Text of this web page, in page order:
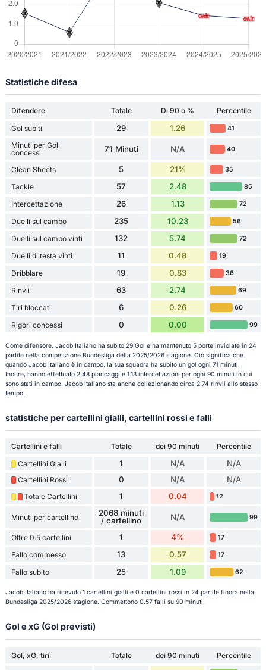
Statistiche difesa
Difendere Totale Di 90 o %
Percentile
Gol subiti
29 1.26 41
Minuti per Gol
concessi
71 Minuti N/A 40
Clean Sheets 5 21% 35
Tackle 57 2.48 85
Intercettazione 26 1.13 72
Duelli sul campo 235 10.23 56
Duelli sul campo vinti 132 5.74 72
Duelli di testa vinti 11 0.48 19
Dribblare 19 0.83 36
Rinvii 63 2.74 69
Tiri bloccati 6 0.26 60
Rigori concessi 0 0.00 99
Come difensore, Jacob Italiano ha subito 29 Gol e ha mantenuto 5 porte inviolate in 24
partite nella competizione Bundesliga della 2025/2026 stagione. Ciò significa che
quando Jacob Italiano è in campo, la sua squadra ha subito un gol ogni 71 minuti.
Inoltre, hanno effettuato 2.48 placcaggi e 1.13 intercettazioni per ogni 90 minuti in cui
sono stati in campo. Jacob Italiano sta anche collezionando circa 2.74 rinvii allo stesso
tempo.
statistiche per cartellini gialli, cartellini rossi e falli
Cartellini e falli Totale dei 90 minuti
Percentile
Cartellini Gialli
1 N/A N/A
Cartellini Rossi 0 N/A N/A
Totale Cartellini 1 0.04 12
Minuti per cartellino
2068 minuti
/ cartellino
N/A 99
Oltre 0.5 cartellini 1 4% 17
Fallo commesso 13 0.57 17
Fallo subito 25 1.09 62
Jacob Italiano ha ricevuto 1 cartellini gialli e 0 cartellini rossi in 24 partite finora nella
Bundesliga 2025/2026 stagione. Commettono 0.57 falli su 90 minuti.
Gol e xG (Gol previsti)
Gol, xG, tiri Totale dei 90 minuti
Percentile